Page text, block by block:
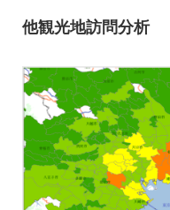
他観光地訪問分析